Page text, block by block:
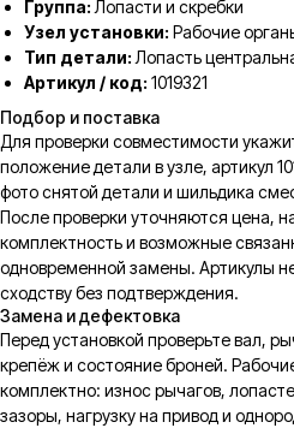
Группа: Лопасти и скребки
Узел установки: Рабочие
Тип детали: Лопасть
Артикул / код: 1019321
Подбор и поставка
Для проверки совместимости
положение детали в узле, артикул
фото снятой детали и шильдика
После проверки уточняются цена,
комплектность и возможные
одновременной замены. Артикулы
сходству без подтверждения.
Замена и дефектовка
Перед установкой проверьте вал,
крепёж и состояние броней.
комплектно: износ рычагов,
зазоры, нагрузку на привод и